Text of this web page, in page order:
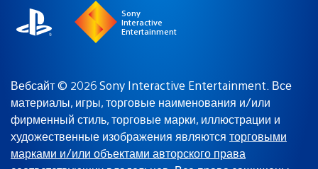
Sony
Interactive
Entertainment
Вебсайт © 2026 Sony Interactive Entertainment. Все
материалы, игры, торговые наименования и/или
фирменный стиль, торговые марки, иллюстрации и
художественные изображения являются торговыми
марками и/или объектами авторского права